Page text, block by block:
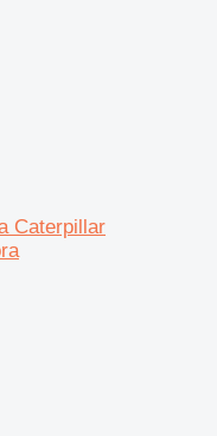
Caterpillar